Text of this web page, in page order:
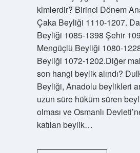
kimlerdir? Birinci Dönem
Çaka Beyliği 1110-1207.
Beyliği 1085-1398 Şehir
Mengüçlü Beyliği 1080-
Beyliği 1072-1202.Diğer
son hangi beylik alındı?
Beyliği, Anadolu beylikleri
uzun süre hüküm süren
olması ve Osmanlı
katılan beylik…